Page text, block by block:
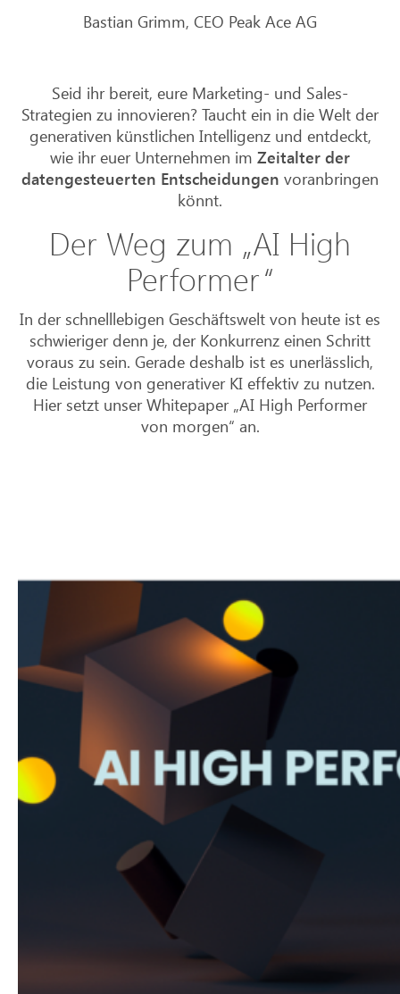
Bastian Grimm, CEO Peak Ace AG
Seid ihr bereit, eure Marketing- und Sales-
Strategien zu innovieren? Taucht ein in die Welt der
generativen künstlichen Intelligenz und entdeckt,
wie ihr euer Unternehmen im Zeitalter der
datengesteuerten Entscheidungen voranbringen
könnt.
Der Weg zum „AI High
Performer“
In der schnelllebigen Geschäftswelt von heute ist es
schwieriger denn je, der Konkurrenz einen Schritt
voraus zu sein. Gerade deshalb ist es unerlässlich,
die Leistung von generativer KI effektiv zu nutzen.
Hier setzt unser Whitepaper „AI High Performer
von morgen“ an.